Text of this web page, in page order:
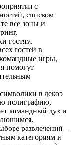
с
списком
все зоны и
гостям.
гостей в
игры,
помогут
в декор
полиграфию,
командный дух и
развлечений –
категориям и